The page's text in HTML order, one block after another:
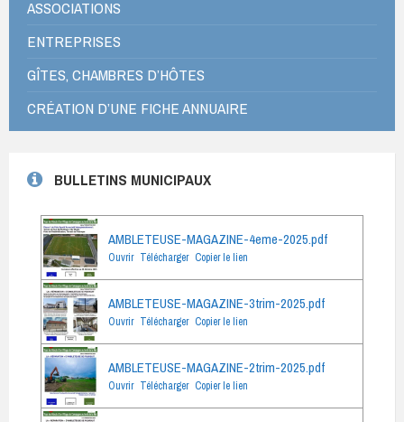
ASSOCIATIONS
ENTREPRISES
GÎTES, CHAMBRES D’HÔTES
CRÉATION D’UNE FICHE ANNUAIRE
BULLETINS MUNICIPAUX
AMBLETEUSE-MAGAZINE-4eme-2025.pdf
Ouvrir Télécharger Copier le lien
AMBLETEUSE-MAGAZINE-3trim-2025.pdf
Ouvrir Télécharger Copier le lien
AMBLETEUSE-MAGAZINE-2trim-2025.pdf
Ouvrir Télécharger Copier le lien